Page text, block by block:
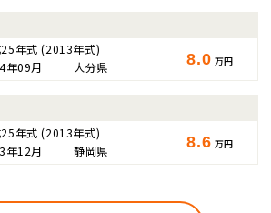
25年式(2013年式)
年09月 大分県 8.0 万円
25年式(2013年式)
年12月 静岡県 8.6 万円